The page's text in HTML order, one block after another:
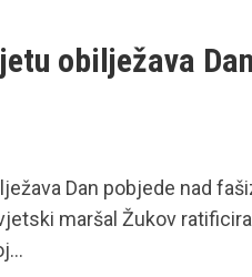
obilježava
Dan pobjede nad
maršal Žukov